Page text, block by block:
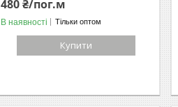
480 ₴/пог.м
В наявності Тільки оптом
Купити